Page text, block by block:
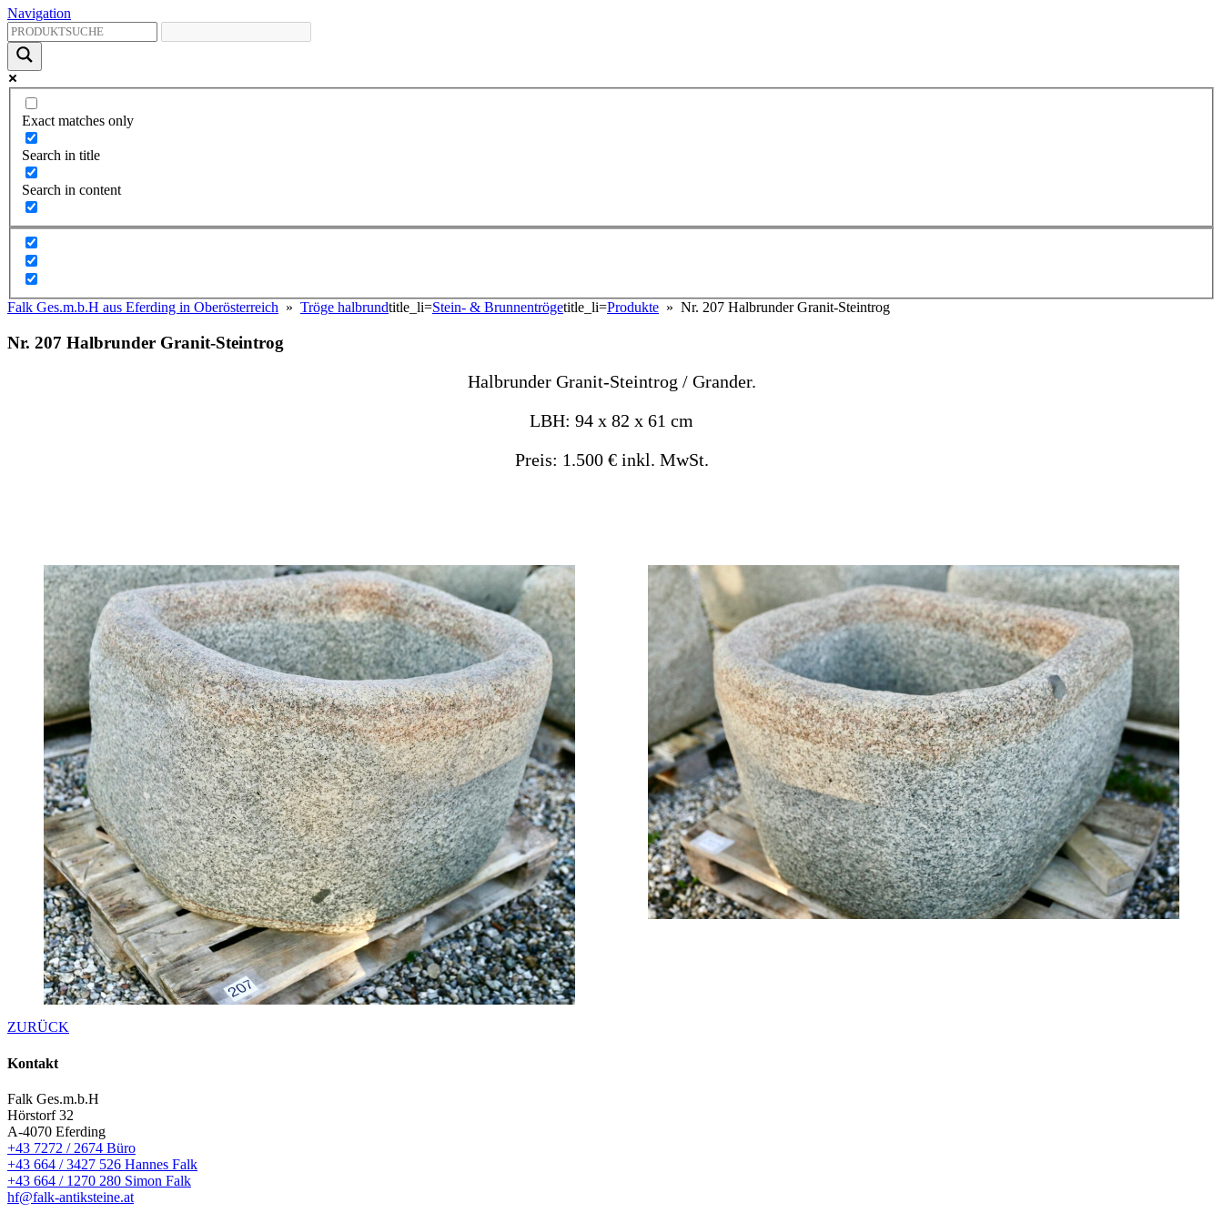
Navigation
Exact matches only
Search in title
Search in content
Falk Ges.m.b.H aus Eferding in Oberösterreich » Tröge halbrundtitle_li=Stein- & Brunnentrögetitle_li=Produkte » Nr. 207 Halbrunder Granit-Steintrog
Nr. 207 Halbrunder Granit-Steintrog
Halbrunder Granit-Steintrog / Grander.
LBH: 94 x 82 x 61 cm
Preis: 1.500 € inkl. MwSt.
ZURÜCK
Kontakt
Falk Ges.m.b.H
Hörstorf 32
A-4070 Eferding
+43 7272 / 2674 Büro
+43 664 / 3427 526 Hannes Falk
+43 664 / 1270 280 Simon Falk
hf@falk-antiksteine.at